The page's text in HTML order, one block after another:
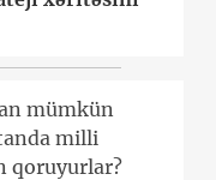
mümkün
milli
qoruyurlar?